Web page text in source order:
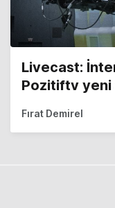
Livecast:
Pozitiftv yeni
Fırat Demirel